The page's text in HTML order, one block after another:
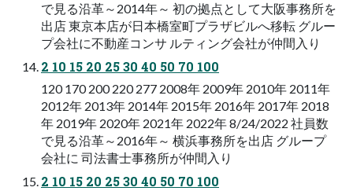
で見る沿革～2014年～ 初の拠点として大阪事務所を
出店 東京本店が日本橋室町プラザビルへ移転 グルー
プ会社に不動産コンサ ルティング会社が仲間入り
2 10 15 20 25 30 40 50 70 100
120 170 200 220 277 2008年 2009年 2010年 2011年
2012年 2013年 2014年 2015年 2016年 2017年 2018
年 2019年 2020年 2021年 2022年 8/24/2022 社員数
で見る沿革～2016年～ 横浜事務所を出店 グループ
会社に 司法書士事務所が仲間入り
2 10 15 20 25 30 40 50 70 100